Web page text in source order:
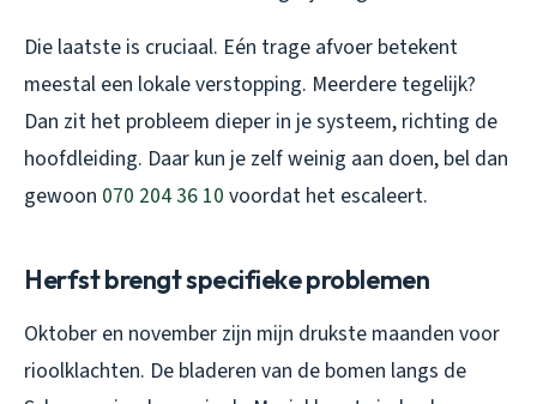
Die laatste is cruciaal. Eén trage afvoer betekent
meestal een lokale verstopping. Meerdere tegelijk?
Dan zit het probleem dieper in je systeem, richting de
hoofdleiding. Daar kun je zelf weinig aan doen, bel dan
gewoon 070 204 36 10 voordat het escaleert.
Herfst brengt specifieke problemen
Oktober en november zijn mijn drukste maanden voor
rioolklachten. De bladeren van de bomen langs de